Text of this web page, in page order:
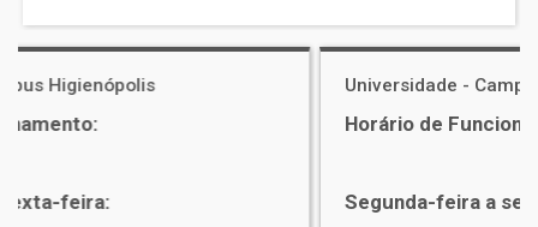
Universidade - Campus Alphaville
Horário de Funcionamento:
Segunda-feira a sexta-feira:7h30 às 22h20